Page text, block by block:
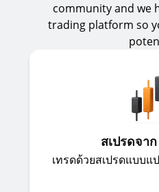
community and we
trading platform so
สเปรดจา
เทรดด้วยสเปรดแบบ